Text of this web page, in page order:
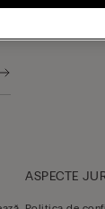
ASPECTE